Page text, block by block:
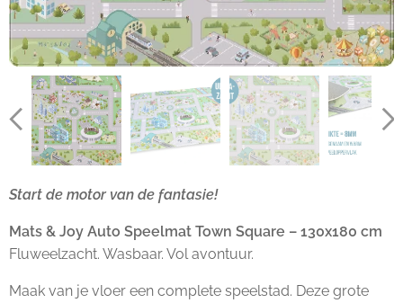
Start de motor van de fantasie!
Mats & Joy Auto Speelmat Town Square – 130x180 cm
Fluweelzacht. Wasbaar. Vol avontuur.
Maak van je vloer een complete speelstad. Deze grote